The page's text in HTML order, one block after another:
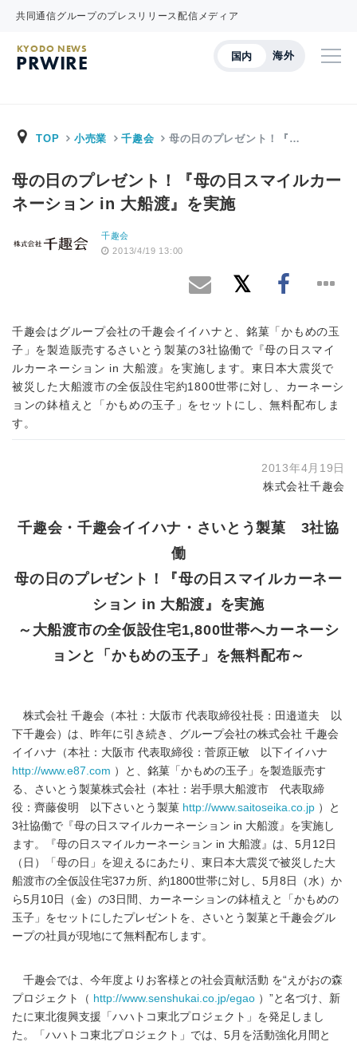
共同通信グループのプレスリリース配信メディア
国内 海外
KYODO NEWS
PRWIRE
TOP 小売業 千趣会 母の日のプレゼント！『…
母の日のプレゼント！『母の日スマイルカー
ネーション in 大船渡』を実施
千趣会
2013/4/19 13:00
千趣会はグループ会社の千趣会イイハナと、銘菓「かもめの玉
子」を製造販売するさいとう製菓の3社協働で『母の日スマイ
ルカーネーション in 大船渡』を実施します。東日本大震災で
被災した大船渡市の全仮設住宅約1800世帯に対し、カーネーシ
ョンの鉢植えと「かもめの玉子」をセットにし、無料配布しま
す。
2013年4月19日
株式会社千趣会
千趣会・千趣会イイハナ・さいとう製菓 3社協
働
母の日のプレゼント！『母の日スマイルカーネー
ション in 大船渡』を実施
～大船渡市の全仮設住宅1,800世帯へカーネーシ
ョンと「かもめの玉子」を無料配布～
株式会社 千趣会（本社：大阪市 代表取締役社長：田邉道夫 以
下千趣会）は、昨年に引き続き、グループ会社の株式会社 千趣会
イイハナ（本社：大阪市 代表取締役：菅原正敏 以下イイハナ
http://www.e87.com ）と、銘菓「かもめの玉子」を製造販売す
る、さいとう製菓株式会社（本社：岩手県大船渡市 代表取締
役：齊藤俊明 以下さいとう製菓 http://www.saitoseika.co.jp ）と
3社協働で『母の日スマイルカーネーション in 大船渡』を実施し
ます。『母の日スマイルカーネーション in 大船渡』は、5月12日
（日）「母の日」を迎えるにあたり、東日本大震災で被災した大
船渡市の全仮設住宅37カ所、約1800世帯に対し、5月8日（水）か
ら5月10日（金）の3日間、カーネーションの鉢植えと「かもめの
玉子」をセットにしたプレゼントを、さいとう製菓と千趣会グル
ープの社員が現地にて無料配布します。
千趣会では、今年度よりお客様との社会貢献活動 を“えがおの森
プロジェクト（ http://www.senshukai.co.jp/egao ）”と名づけ、新
たに東北復興支援「ハハトコ東北プロジェクト」を発足しまし
た。「ハハトコ東北プロジェクト」では、5月を活動強化月間と